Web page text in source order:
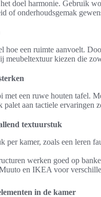
doel harmonie. Gebruik
of onderhoudsgemak
hoe een ruimte aanvoelt.
meubeltextuur kiezen die
een ruwe houten tafel.
aan tactiele ervaringen
textuurstuk
per kamer, zoals een leren
werken goed op
en IKEA voor
in de kamer